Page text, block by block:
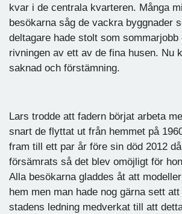
kvar i de centrala kvarteren. Många
besökarna såg de vackra byggnader
deltagare hade stolt som sommarjobb
rivningen av ett av de fina husen. Nu
saknad och förstämning.
Lars trodde att fadern börjat arbeta
snart de flyttat ut från hemmet på
fram till ett par år före sin död 2012
försämrats så det blev omöjligt för
Alla besökarna gladdes åt att
hem men man hade nog gärna sett
stadens ledning medverkat till att